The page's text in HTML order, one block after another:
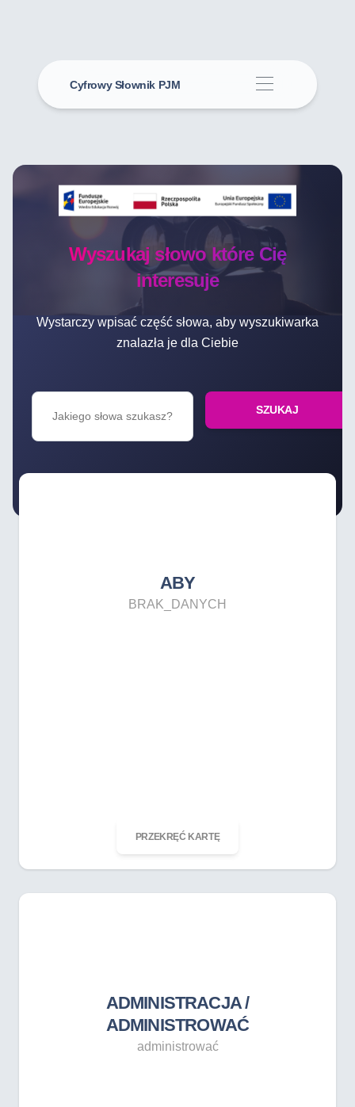
Cyfrowy Słownik PJM
Wyszukaj słowo które Cię
interesuje
Wystarczy wpisać część słowa, aby wyszukiwarka
znalazła je dla Ciebie
SZUKAJ
ABY
BRAK_DANYCH
PRZEKRĘĆ KARTĘ
ODKRĘĆ KARTĘ
ADMINISTRACJA /
ADMINISTROWAĆ
administrować